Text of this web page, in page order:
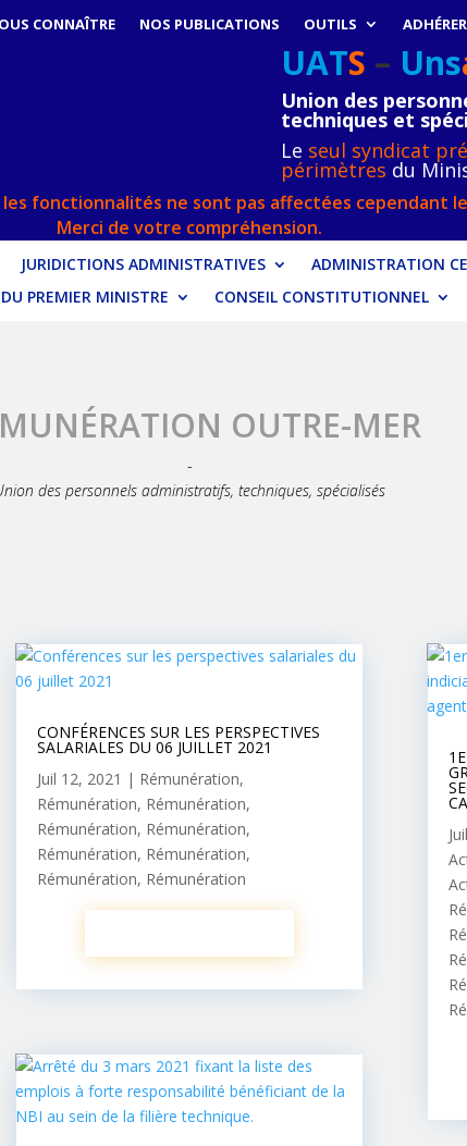
CONNAÎTRE NOS PUBLICATIONS OUTILS ADHÉRER
UATS – Uns
Union des
techniques et
Le seul syndicat
périmètres du
fonctionnalités ne sont pas affectées cependant
Merci de votre compréhension.
JURIDICTIONS ADMINISTRATIVES ADMINISTRATION
DU PREMIER MINISTRE
CONSEIL CONSTITUTIONNEL
OUTRE-MER
-
des personnels administratifs, techniques, spécialisés
CONFÉRENCES SUR LES PERSPECTIVES
SALARIALES DU 06 JUILLET 2021
Juil 12, 2021 | Rémunération,
Rémunération, Rémunération,
Rémunération, Rémunération,
Rémunération, Rémunération,
Rémunération, Rémunération